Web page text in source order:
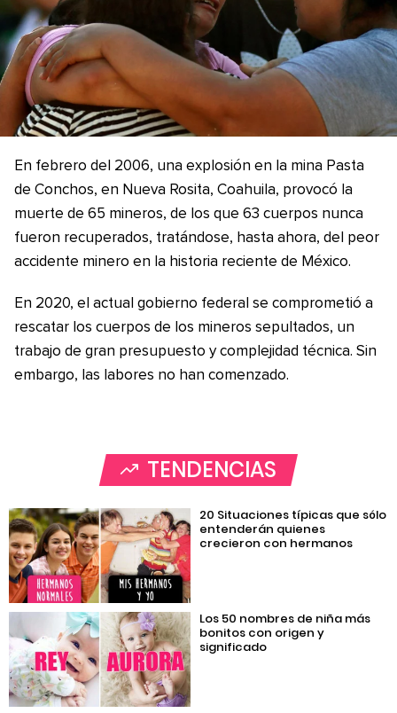
En febrero del 2006, una explosión en la mina Pasta
de Conchos, en Nueva Rosita, Coahuila, provocó la
muerte de 65 mineros, de los que 63 cuerpos nunca
fueron recuperados, tratándose, hasta ahora, del peor
accidente minero en la historia reciente de México.
En 2020, el actual gobierno federal se comprometió a
rescatar los cuerpos de los mineros sepultados, un
trabajo de gran presupuesto y complejidad técnica. Sin
embargo, las labores no han comenzado.
TENDENCIAS
20 Situaciones típicas que sólo
entenderán quienes
crecieron con hermanos
Los 50 nombres de niña más
bonitos con origen y
significado